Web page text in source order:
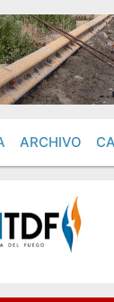
ARCHIVO